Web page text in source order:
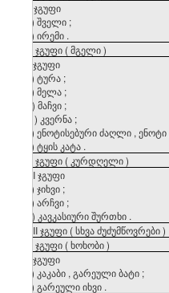
IIIჯგუფი
)შველი ;
)ირემი .
IVჯგუფი (მგელი)
Vჯგუფი
)ტურა ;
)მელა ;
)მაჩვი ;
) კვერნა ;
) ენოტისებურიძაღლი , ენოტი
)ტყის კატა .
VIჯგუფი ( კურდღელი)
VIIჯგუფი
)ჯიხვი ;
)არჩვი ;
) კავკასიურიშურთხი .
VIIIჯგუფი (სხვაძუძუმწოვრები)
IXჯგუფი (ხოხობი)
Xჯგუფი
) კაკაბი ,გარეულიბატი ;
)გარეულიიხვი .